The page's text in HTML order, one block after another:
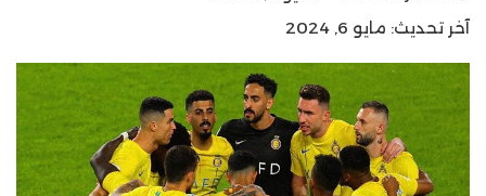
آخر تحديث: مايو 6, 2024